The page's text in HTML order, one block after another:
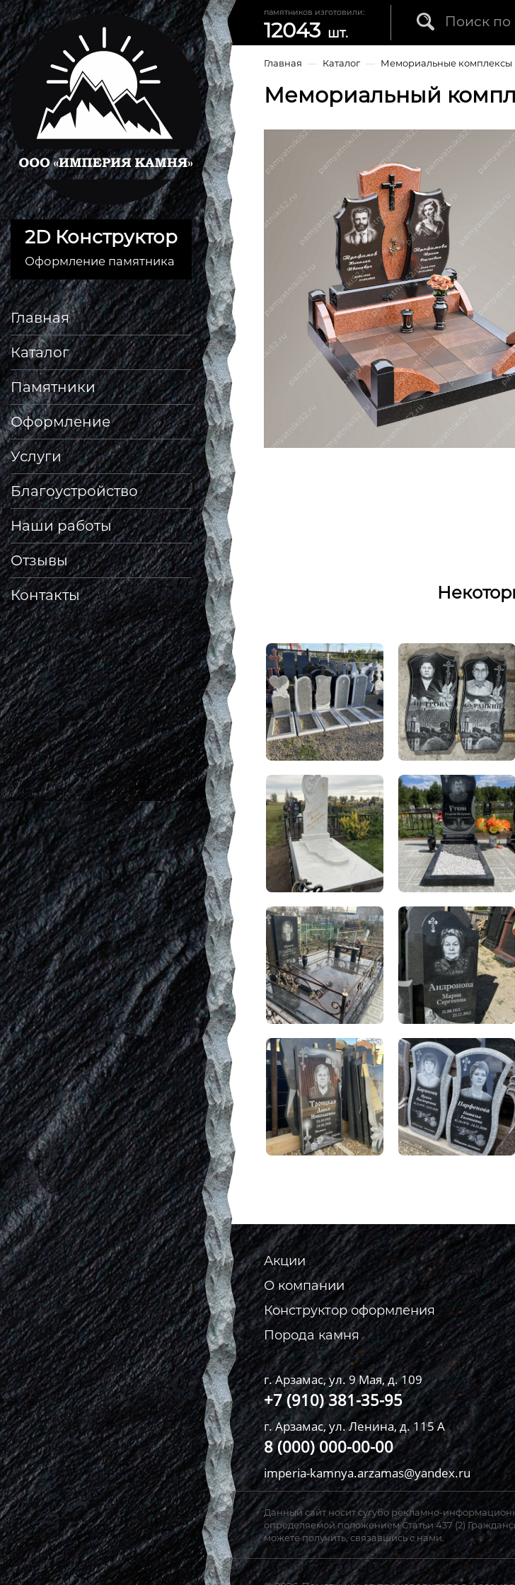
2D Конструктор
Оформление памятника
Главная
Каталог
Памятники
Оформление
Услуги
Благоустройство
Наши работы
Отзывы
Контакты
памятников изготовили:
12043 шт.
Главная — Каталог — Мемориальные комплексы
Мемориальный
Акции
О компании
Конструктор оформления
Порода камня
г. Арзамас, ул. 9 Мая, д. 109
+7 (910) 381-35-95
г. Арзамас, ул. Ленина, д. 115 А
8 (000) 000-00-00
imperia-kamnya.arzamas@yandex.ru
Данный сайт носит сугубо рекламно-
определяемой положением Статьи 437 (2)
можете получить, связавшись с нами.